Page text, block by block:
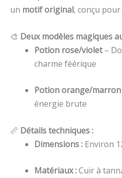
un motif original, conçu
🎨 Deux modèles magiques
Potion rose/violet–
charme féérique
Potion orange/marron
énergie brute
📏 Détails techniques :
Dimensions : Environ
Matériaux :Cuir à